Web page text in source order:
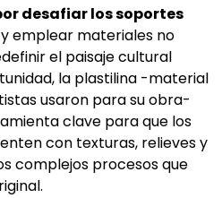
desafiar los soportes
emplear materiales no
el paisaje cultural
la plastilina -material
usaron para su obra-
clave para que los
con texturas, relieves y
complejos procesos que